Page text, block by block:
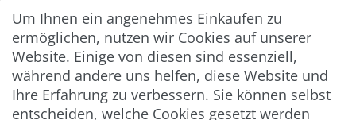
Abonnieren
** Hierbei handelt es sich um ein Pflichtfeld.
ZAHLUNG & VERSAND
Um Ihnen ein angenehmes Einkaufen zu
ermöglichen, nutzen wir Cookies auf unserer
Website. Einige von diesen sind essenziell,
während andere uns helfen, diese Website und
Ihre Erfahrung zu verbessern. Sie können selbst
entscheiden, welche Cookies gesetzt werden